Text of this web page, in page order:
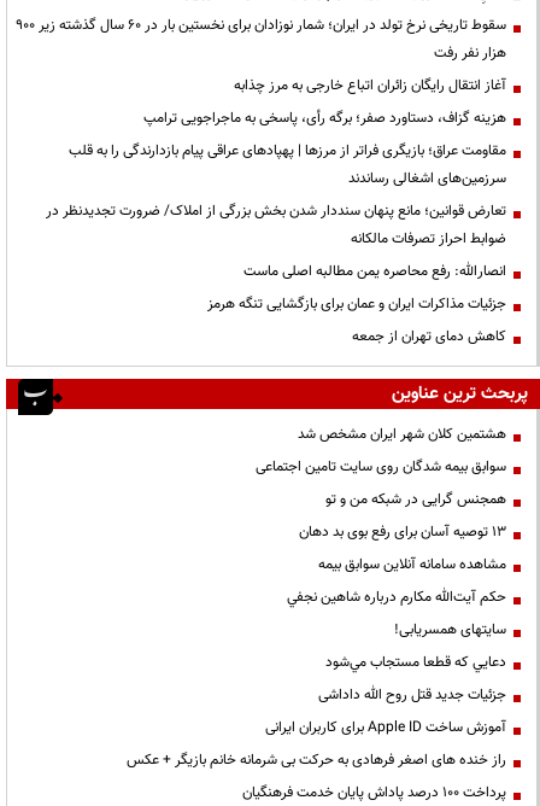
سقوط تاریخی نرخ تولد در ایران؛ شمار نوزادان برای نخستین بار در ۶۰ سال گذشته زیر ۹۰۰
هزار نفر رفت
آغاز انتقال رایگان زائران اتباع خارجی به مرز چذابه
هزینه گزاف، دستاورد صفر؛ برگه رأی، پاسخی به ماجراجویی ترامپ
مقاومت عراق؛ بازیگری فراتر از مرزها | پهپادهای عراقی پیام بازدارندگی را به قلب
سرزمین‌های اشغالی رساندند
تعارض قوانین؛ مانع پنهان سنددار شدن بخش بزرگی از املاک/ ضرورت تجدیدنظر در
ضوابط احراز تصرفات مالکانه
انصارالله: رفع محاصره یمن مطالبه اصلی ماست
جزئیات مذاکرات ایران و عمان برای بازگشایی تنگه هرمز
کاهش دمای تهران از جمعه
پربحث ترین عناوین
هشتمین کلان شهر ایران مشخص شد
سوابق بیمه شدگان روی سایت تامین اجتماعی
همجنس گرایی در شبکه من و تو
13 توصیه آسان برای رفع بوی بد دهان
مشاهده سامانه آنلاين سوابق بیمه
حكم آيت‌الله مكارم درباره شاهين نجفي
سایتهای همسریابی!
دعايي كه قطعا مستجاب مي‌شود
جزئیات جدید قتل روح الله داداشی
آموزش ساخت Apple ID برای کاربران ایرانی
راز خنده های اصغر فرهادی به حرکت بی شرمانه خانم بازیگر + عکس
پرداخت ۱۰۰ درصد پاداش پایان خدمت فرهنگیان